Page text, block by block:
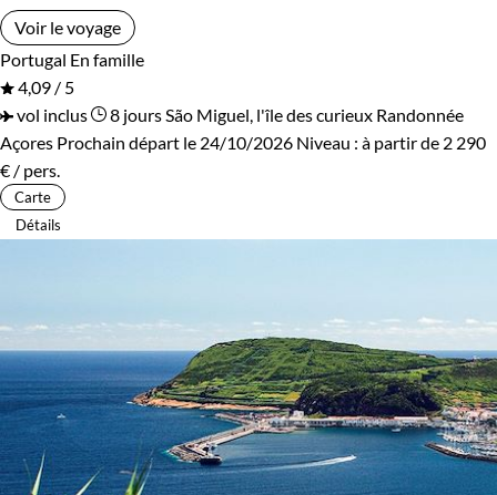
Voir le voyage
Portugal En famille
4,09 / 5
vol inclus
8 jours São Miguel, l'île des curieux Randonnée
Açores Prochain départ le 24/10/2026 Niveau : à partir de 2 290
€ / pers.
Carte
Détails